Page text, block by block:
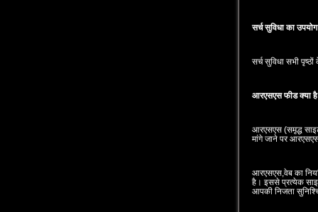
सर्च सुविधा का उपयोग
सर्च सुविधा सभी
आरएसएस फीड क्‍या
आरएसएस (समृद्ध
मांगे जाने पर
आरएसएस,वेब का
है। इससे प्रत्‍येक
आपकी निजता